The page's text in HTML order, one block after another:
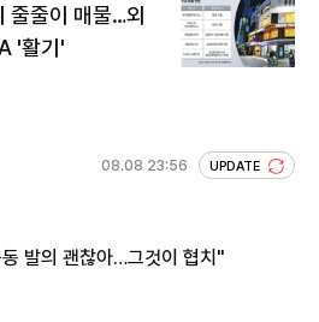
줄줄이 매물…외
'활기'
08.08 23:56 UPDATE
발의 괜찮아…그것이 협치"